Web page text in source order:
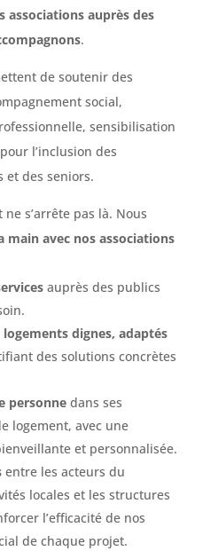
associations auprès des
.
de soutenir des
social,
sensibilisation
l’inclusion des
et des seniors.
s’arrête pas là. Nous
main avec nos associations
auprès des publics
logements dignes, adaptés
des solutions concrètes
personnedans ses
logement, avec une
et personnalisée.
entre les acteurs du
locales et les structures
l’efficacité de nos
de chaque projet.